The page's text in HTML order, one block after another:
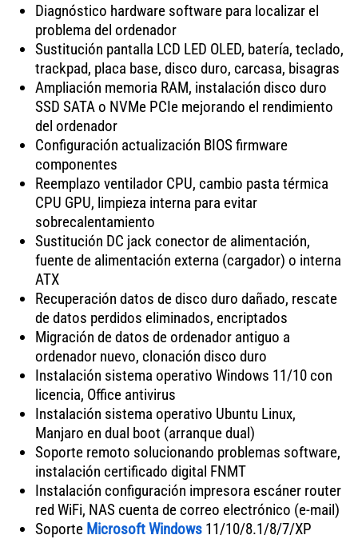
Diagnóstico hardware software para localizar el
problema del ordenador
Sustitución pantalla LCD LED OLED, batería, teclado,
trackpad, placa base, disco duro, carcasa, bisagras
Ampliación memoria RAM, instalación disco duro
SSD SATA o NVMe PCIe mejorando el rendimiento
del ordenador
Configuración actualización BIOS firmware
componentes
Reemplazo ventilador CPU, cambio pasta térmica
CPU GPU, limpieza interna para evitar
sobrecalentamiento
Sustitución DC jack conector de alimentación,
fuente de alimentación externa (cargador) o interna
ATX
Recuperación datos de disco duro dañado, rescate
de datos perdidos eliminados, encriptados
Migración de datos de ordenador antiguo a
ordenador nuevo, clonación disco duro
Instalación sistema operativo Windows 11/10 con
licencia, Office antivirus
Instalación sistema operativo Ubuntu Linux,
Manjaro en dual boot (arranque dual)
Soporte remoto solucionando problemas software,
instalación certificado digital FNMT
Instalación configuración impresora escáner router
red WiFi, NAS cuenta de correo electrónico (e-mail)
Soporte Microsoft Windows11/10/8.1/8/7/XP